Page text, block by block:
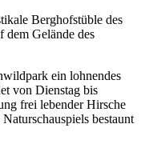
Berghofstüble des
dem Gelände des
ein lohnendes
von Dienstag bis
frei lebender Hirsche
bestaunt